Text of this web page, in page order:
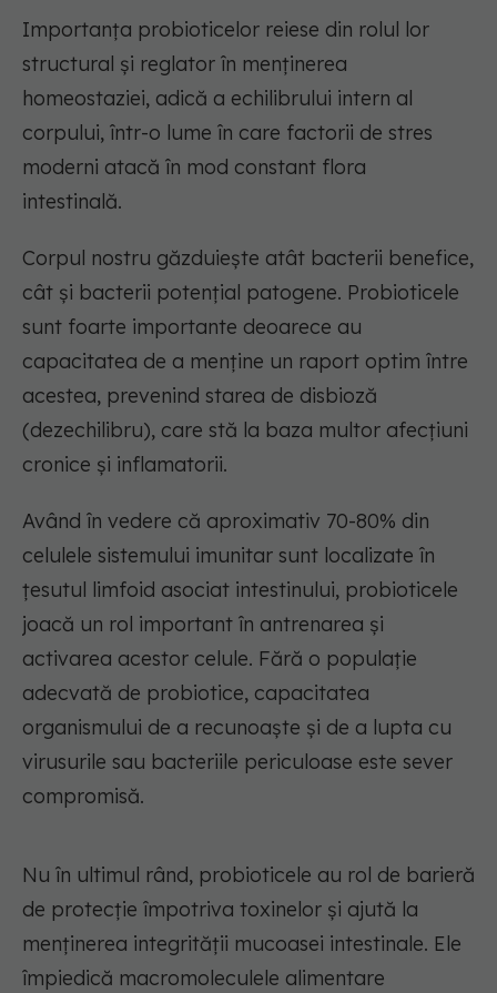
Importanța probioticelor reiese din rolul lor
structural și reglator în menținerea
homeostaziei, adică a echilibrului intern al
corpului, într-o lume în care factorii de stres
moderni atacă în mod constant flora
intestinală.
Corpul nostru găzduiește atât bacterii benefice,
cât și bacterii potențial patogene. Probioticele
sunt foarte importante deoarece au
capacitatea de a menține un raport optim între
acestea, prevenind starea de disbioză
(dezechilibru), care stă la baza multor afecțiuni
cronice și inflamatorii.
Având în vedere că aproximativ 70-80% din
celulele sistemului imunitar sunt localizate în
țesutul limfoid asociat intestinului, probioticele
joacă un rol important în antrenarea și
activarea acestor celule. Fără o populație
adecvată de probiotice, capacitatea
organismului de a recunoaște și de a lupta cu
virusurile sau bacteriile periculoase este sever
compromisă.
Nu în ultimul rând, probioticele au rol de barieră
de protecție împotriva toxinelor și ajută la
menținerea integrității mucoasei intestinale. Ele
împiedică macromoleculele alimentare